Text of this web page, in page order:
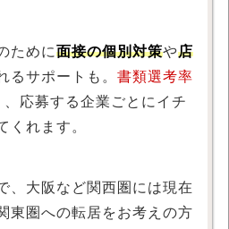
ために面接の個別対策や店
るサポートも。 書類選考率
、応募する企業ごとにイチ
くれます。
、大阪など関西圏には現在
東圏への転居をお考えの方